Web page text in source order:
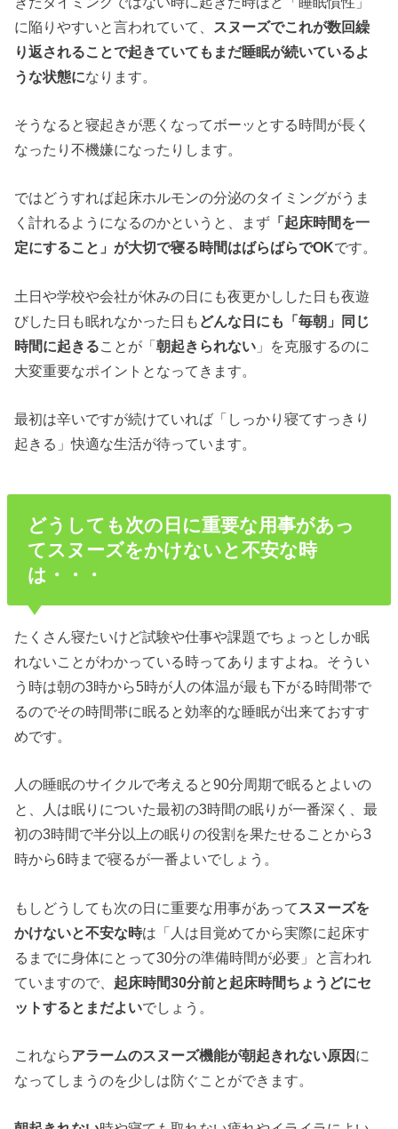
に陥りやすいと言われていて、 スヌーズでこれが数回繰
り返されることで起きていてもまだ睡眠が続いているよ
うな状態になります。
そうなると寝起きが悪くなってボーッとする時間が長く
なったり不機嫌になったりします。
ではどうすれば起床ホルモンの分泌のタイミングがうま
く計れるようになるのかというと、まず 「起床時間を一
定にすること」が大切で寝る時間はばらばらでOKです。
土日や学校や会社が休みの日にも夜更かしした日も夜遊
びした日も眠れなかった日も どんな日にも「毎朝」同じ
時間に起きる ことが「朝起きられない 」を克服するのに
大変重要なポイントとなってきます。
最初は辛いですが続けていれば「しっかり寝てすっきり
起きる」快適な生活が待っています。
どうしても次の日に重要な用事があっ
てスヌーズをかけないと不安な時
は・・・
たくさん寝たいけど試験や仕事や課題でちょっとしか眠
れないことがわかっている時ってありますよね。そうい
う時は朝の3時から5時が人の体温が最も下がる時間帯で
るのでその時間帯に眠ると効率的な睡眠が出来ておすす
めです。
人の睡眠のサイクルで考えると90分周期で眠るとよいの
と、人は眠りについた最初の3時間の眠りが一番深く、最
初の3時間で半分以上の眠りの役割を果たせることから3
時から6時まで寝るが一番よいでしょう。
もしどうしても次の日に重要な用事があって スヌーズを
かけないと不安な時は「人は目覚めてから実際に起床す
るまでに身体にとって30分の準備時間が必要」と言われ
ていますので、 起床時間30分前と起床時間ちょうどにセ
ットするとまだよいでしょう。
これならアラームのスヌーズ機能が朝起きれない原因 に
なってしまうのを少しは防ぐことができます。